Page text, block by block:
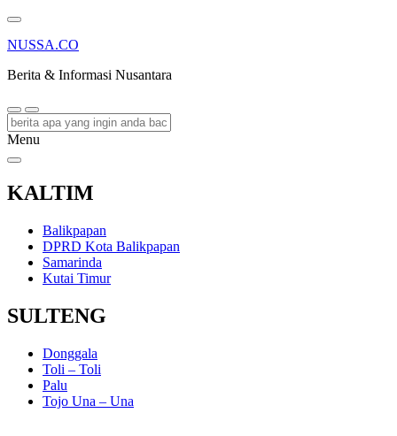
NUSSA.CO
Berita & Informasi Nusantara
Menu
KALTIM
Balikpapan
DPRD Kota Balikpapan
Samarinda
Kutai Timur
SULTENG
Donggala
Toli – Toli
Palu
Tojo Una – Una